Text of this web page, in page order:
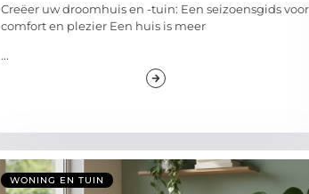
Creëer uw droomhuis en -tuin: Een seizoensgids voor
comfort en plezier Een huis is meer
...
WONING EN TUIN